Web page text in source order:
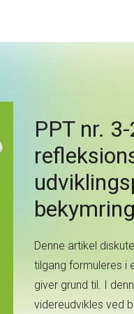
PPT nr.
Denne artikel
tilgang formuleres i
giver grund til. I
videreudvikles ved